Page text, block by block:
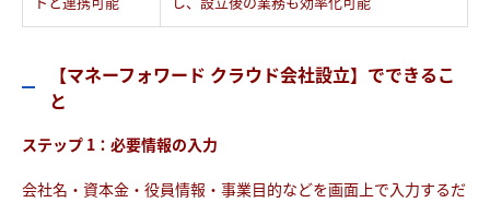
【マネーフォワード クラウド会社設立】でできるこ
と
ステップ 1：必要情報の入力
会社名・資本金・役員情報・事業目的などを画面上で入力するだ